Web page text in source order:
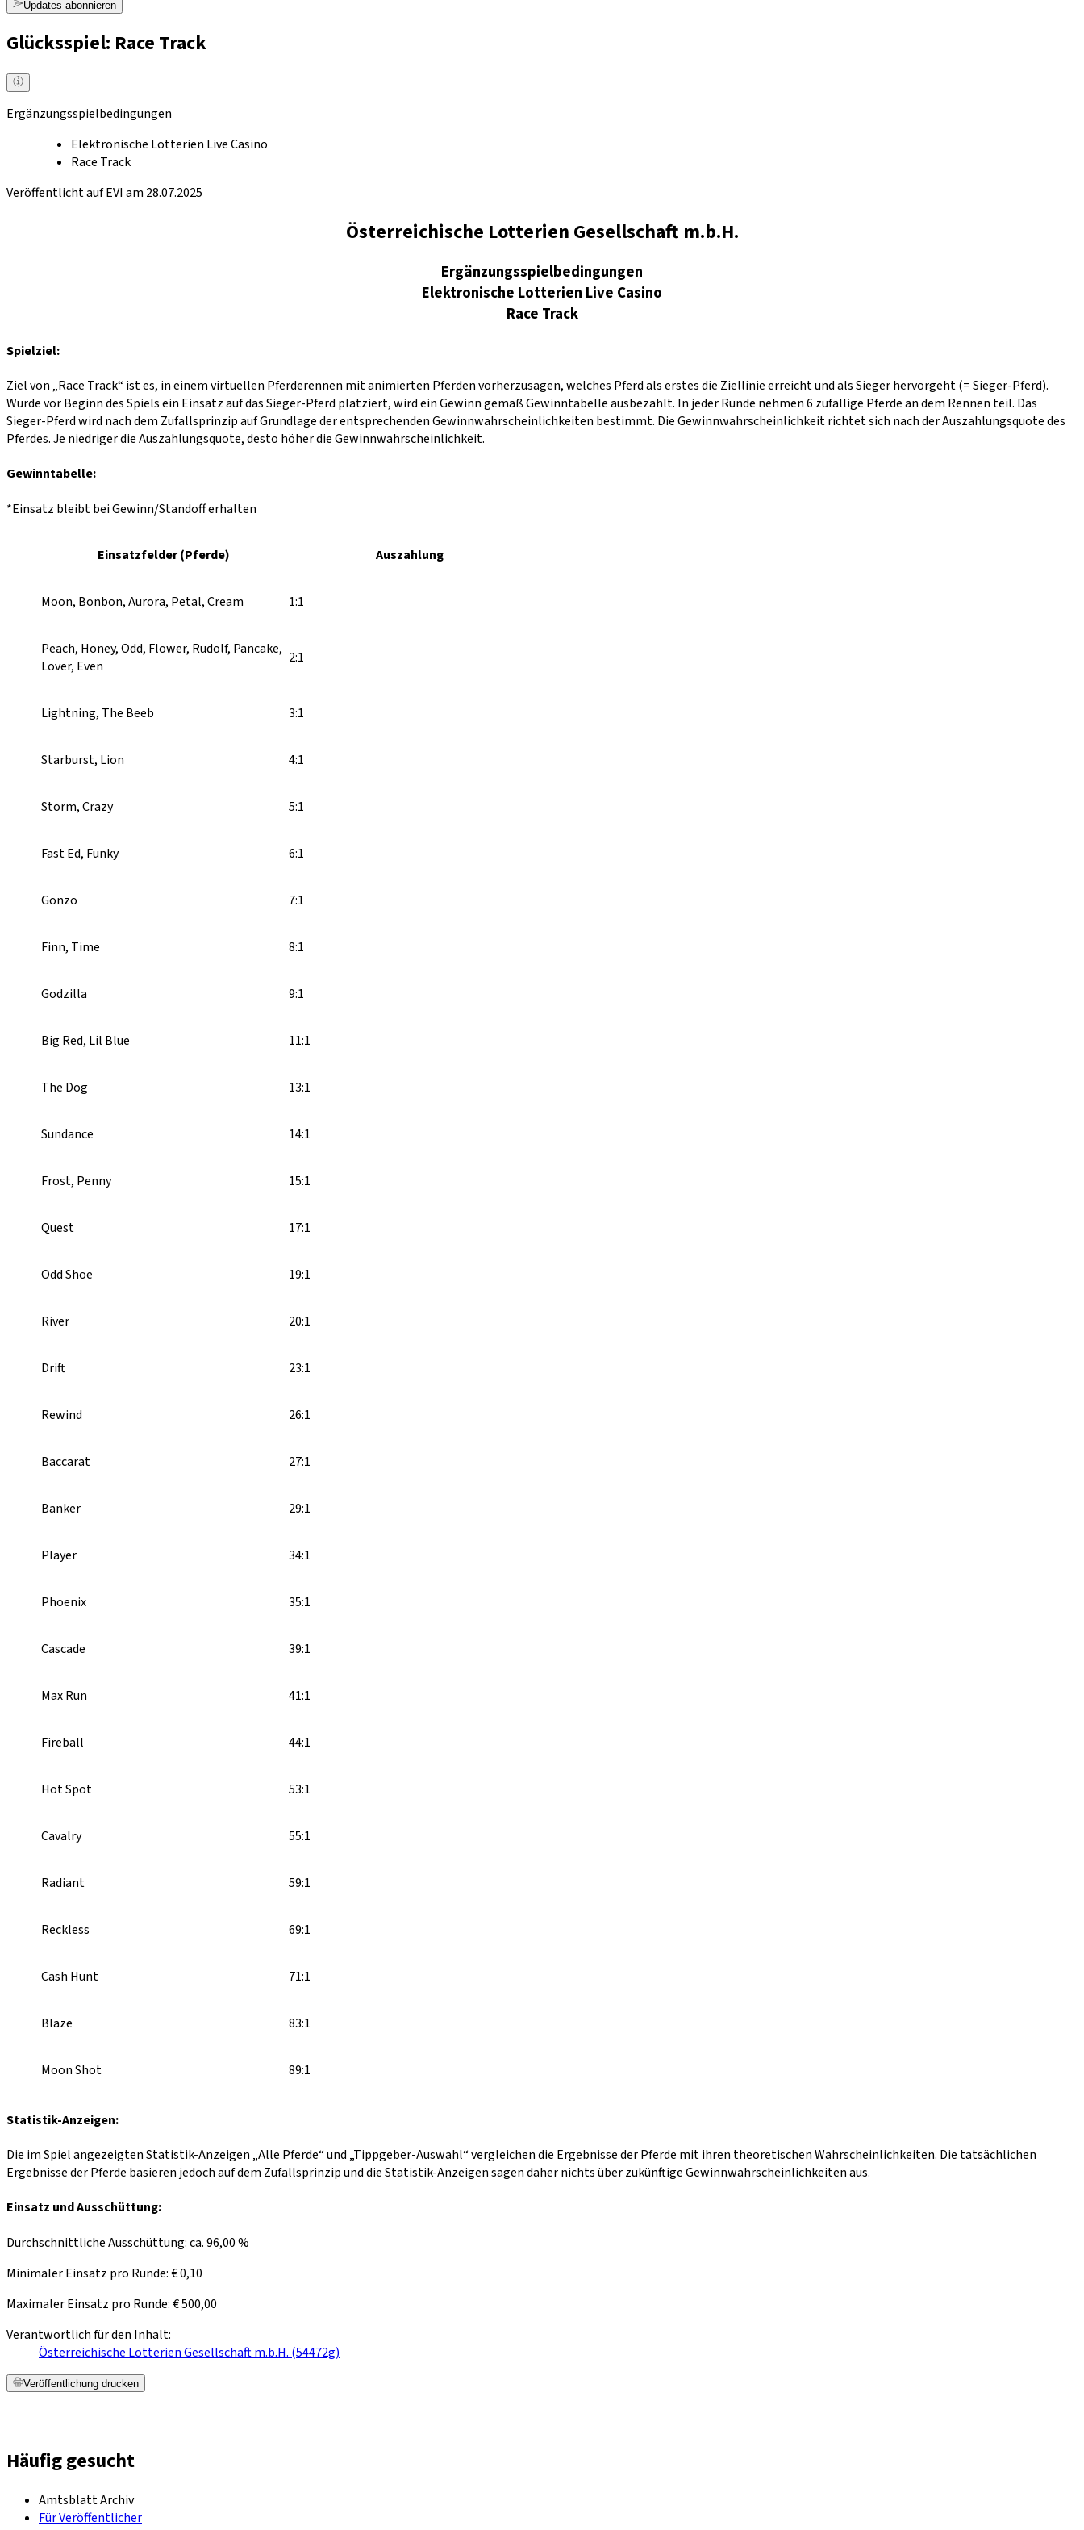
Updates abonnieren
Glücksspiel: Race Track
Ergänzungsspielbedingungen
Elektronische Lotterien Live Casino
Race Track
Veröffentlicht auf EVI am 28.07.2025
Österreichische Lotterien Gesellschaft m.b.H.
Ergänzungsspielbedingungen
Elektronische Lotterien Live Casino
Race Track
Spielziel:
Ziel von „Race Track“ ist es, in einem virtuellen Pferderennen mit animierten Pferden vorherzusagen, welches Pferd als erstes die Ziellinie erreicht und als Sieger hervorgeht (= Sieger-Pferd).
Wurde vor Beginn des Spiels ein Einsatz auf das Sieger-Pferd platziert, wird ein Gewinn gemäß Gewinntabelle ausbezahlt. In jeder Runde nehmen 6 zufällige Pferde an dem Rennen teil. Das
Sieger-Pferd wird nach dem Zufallsprinzip auf Grundlage der entsprechenden Gewinnwahrscheinlichkeiten bestimmt. Die Gewinnwahrscheinlichkeit richtet sich nach der Auszahlungsquote des
Pferdes. Je niedriger die Auszahlungsquote, desto höher die Gewinnwahrscheinlichkeit.
Gewinntabelle:
*Einsatz bleibt bei Gewinn/Standoff erhalten
Einsatzfelder (Pferde) Auszahlung
Moon, Bonbon, Aurora, Petal, Cream 1:1
Peach, Honey, Odd, Flower, Rudolf, Pancake,
Lover, Even
2:1
Lightning, The Beeb 3:1
Starburst, Lion 4:1
Storm, Crazy 5:1
Fast Ed, Funky 6:1
Gonzo 7:1
Finn, Time 8:1
Godzilla 9:1
Big Red, Lil Blue 11:1
The Dog 13:1
Sundance 14:1
Frost, Penny 15:1
Quest 17:1
Odd Shoe 19:1
River 20:1
Drift 23:1
Rewind 26:1
Baccarat 27:1
Banker 29:1
Player 34:1
Phoenix 35:1
Cascade 39:1
Max Run 41:1
Fireball 44:1
Hot Spot 53:1
Cavalry 55:1
Radiant 59:1
Reckless 69:1
Cash Hunt 71:1
Blaze 83:1
Moon Shot 89:1
Statistik-Anzeigen:
Die im Spiel angezeigten Statistik-Anzeigen „Alle Pferde“ und „Tippgeber-Auswahl“ vergleichen die Ergebnisse der Pferde mit ihren theoretischen Wahrscheinlichkeiten. Die tatsächlichen
Ergebnisse der Pferde basieren jedoch auf dem Zufallsprinzip und die Statistik-Anzeigen sagen daher nichts über zukünftige Gewinnwahrscheinlichkeiten aus.
Einsatz und Ausschüttung:
Durchschnittliche Ausschüttung: ca. 96,00 %
Minimaler Einsatz pro Runde: € 0,10
Maximaler Einsatz pro Runde: € 500,00
Verantwortlich für den Inhalt:
Österreichische Lotterien Gesellschaft m.b.H. (54472g)
Veröffentlichung drucken
Häufig gesucht
Amtsblatt Archiv
Für Veröffentlicher